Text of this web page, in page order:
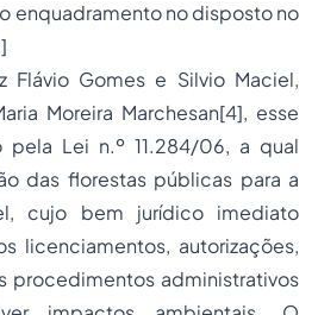
enquadramento no disposto no
Flávio Gomes e Silvio Maciel,
Moreira Marchesan[4], esse
Lei n.º 11.284/06, a qual
das florestas públicas para a
cujo bem jurídico imediato
licenciamentos, autorizações,
procedimentos administrativos